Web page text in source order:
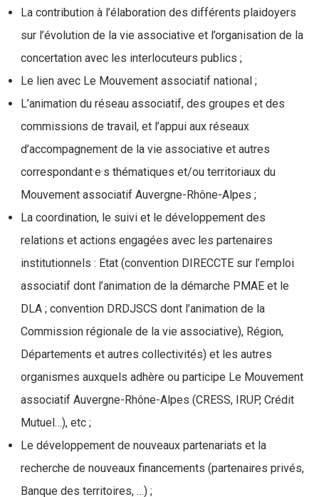
La contribution à l’élaboration des différents plaidoyers
sur l’évolution de la vie associative et l’organisation de la
concertation avec les interlocuteurs publics ;
Le lien avec Le Mouvement associatif national ;
L’animation du réseau associatif, des groupes et des
commissions de travail, et l’appui aux réseaux
d’accompagnement de la vie associative et autres
correspondant·e·s thématiques et/ou territoriaux du
Mouvement associatif Auvergne-Rhône-Alpes ;
La coordination, le suivi et le développement des
relations et actions engagées avec les partenaires
institutionnels : Etat (convention DIRECCTE sur l’emploi
associatif dont l’animation de la démarche PMAE et le
DLA ; convention DRDJSCS dont l’animation de la
Commission régionale de la vie associative), Région,
Départements et autres collectivités) et les autres
organismes auxquels adhère ou participe Le Mouvement
associatif Auvergne-Rhône-Alpes (CRESS, IRUP, Crédit
Mutuel…), etc ;
Le développement de nouveaux partenariats et la
recherche de nouveaux financements (partenaires privés,
Banque des territoires, …) ;